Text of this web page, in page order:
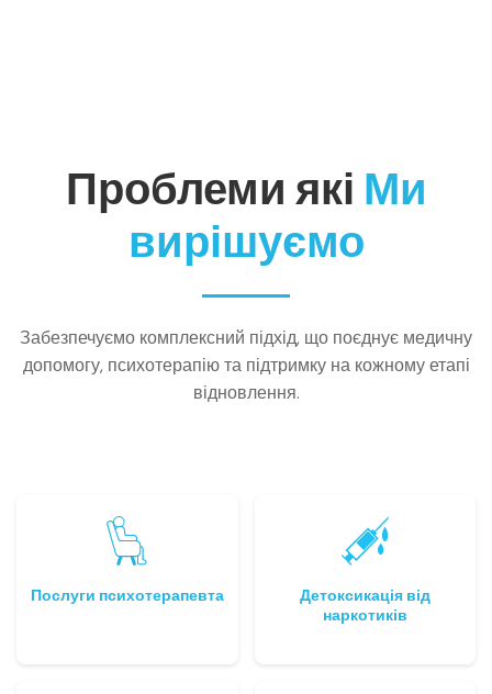
Проблеми які Ми
вирішуємо
Забезпечуємо комплексний підхід, що поєднує медичну
допомогу, психотерапію та підтримку на кожному етапі
відновлення.
Послуги психотерапевта
Детоксикація від
наркотиків